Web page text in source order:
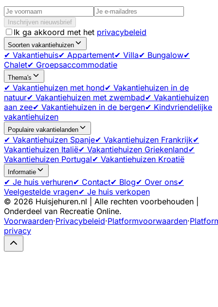
Inschrijven nieuwsbrief
Ik ga akkoord met het privacybeleid
Soorten vakantiehuizen
✔ Vakantiehuis✔ Appartement✔ Villa✔ Bungalow✔
Chalet✔ Groepsaccommodatie
Thema's
✔ Vakantiehuizen met hond✔ Vakantiehuizen in de
natuur✔ Vakantiehuizen met zwembad✔ Vakantiehuizen
aan zee✔ Vakantiehuizen in de bergen✔ Kindvriendelijke
vakantiehuizen
Populaire vakantielanden
✔ Vakantiehuizen Spanje✔ Vakantiehuizen Frankrijk✔
Vakantiehuizen Italië✔ Vakantiehuizen Griekenland✔
Vakantiehuizen Portugal✔ Vakantiehuizen Kroatië
Informatie
✔ Je huis verhuren✔ Contact✔ Blog✔ Over ons✔
Veelgestelde vragen✔ Je huis verkopen
© 2026 Huisjehuren.nl | Alle rechten voorbehouden |
Onderdeel van Recreatie Online.
Voorwaarden·Privacybeleid·Platformvoorwaarden·
privacy